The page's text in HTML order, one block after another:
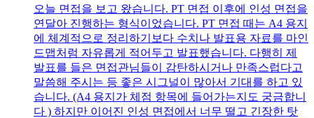
오늘 면접을 보고 왔습니다. PT 면접 이후에 인성 면접을
연달아 진행하는 형식이었습니다. PT 면접 때는 A4 용지
에 체계적으로 정리하기보다 수치나 발표용 자료를 마인
드맵처럼 자유롭게 적어두고 발표했습니다. 다행히 제
발표를 들은 면접관님들이 감탄하시거나 만족스럽다고
말씀해 주시는 등 좋은 시그널이 많아서 기대를 하고 있
습니다. (A4 용지가 체점 항목에 들어가는지도 궁금합니
다 ) 하지만 이어진 인성 면접에서 너무 떨고 긴장한 탓